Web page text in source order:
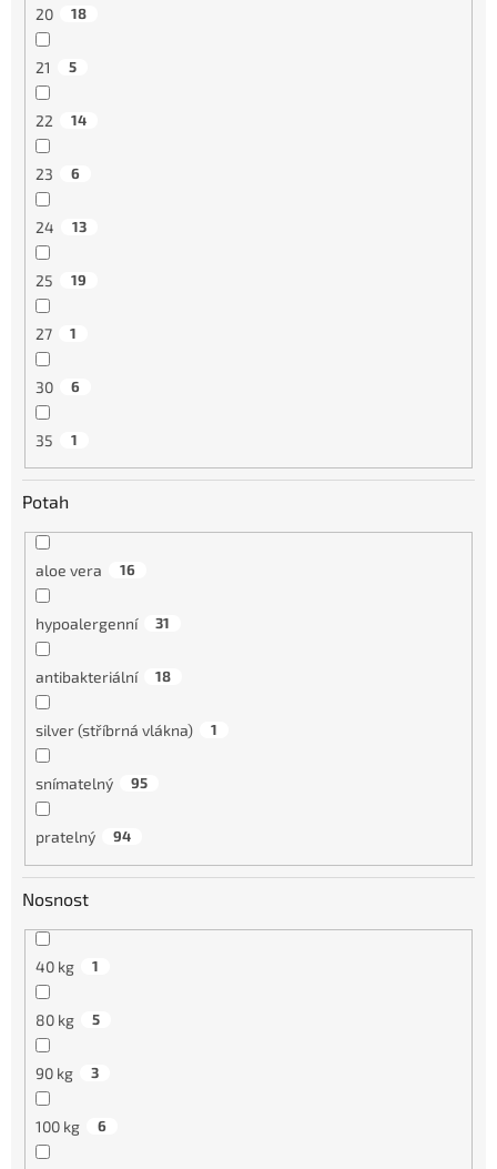
20 18
21 5
22 14
23 6
24 13
25 19
27 1
30 6
35 1
Potah
aloe vera 16
hypoalergenní 31
antibakteriální 18
silver (stříbrná vlákna) 1
snímatelný 95
pratelný 94
Nosnost
40 kg 1
80 kg 5
90 kg 3
100 kg 6